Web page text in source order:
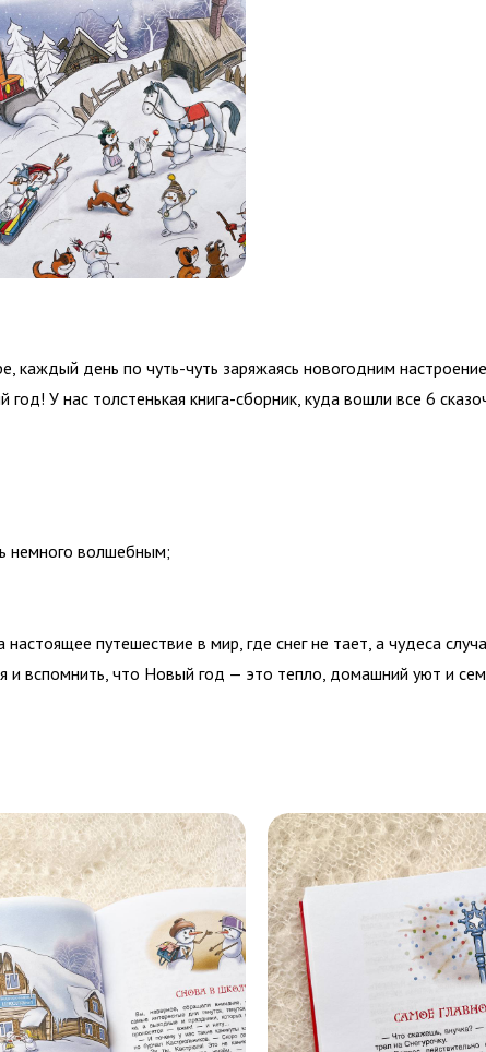
каждый день по чуть-чуть заряжаясь новогодним
У нас толстенькая книга-сборник, куда вошли все 6
немного волшебным;
путешествие в мир, где снег не тает, а чудеса
и вспомнить, что Новый год — это тепло, домашний уют и